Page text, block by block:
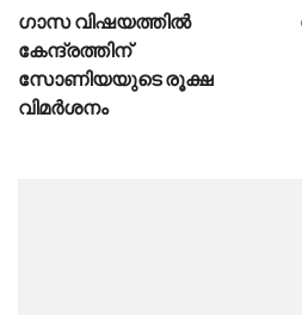
ഗാസ വിഷയത്തിൽ
കേന്ദ്രത്തിന്
സോണിയയുടെ രൂക്ഷ
വിമർശനം